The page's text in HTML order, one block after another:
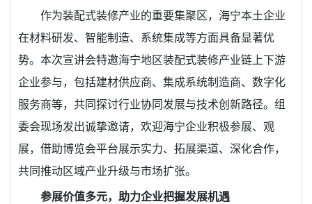
作为装配式装修产业的重要集聚区，海宁本土企业
在材料研发、智能制造、系统集成等方面具备显著优
势。本次宣讲会特邀海宁地区装配式装修产业链上下游
企业参与，包括建材供应商、集成系统制造商、数字化
服务商等，共同探讨行业协同发展与技术创新路径。组
委会现场发出诚挚邀请，欢迎海宁企业积极参展、观
展，借助博览会平台展示实力、拓展渠道、深化合作，
共同推动区域产业升级与市场扩张。
参展价值多元，助力企业把握发展机遇